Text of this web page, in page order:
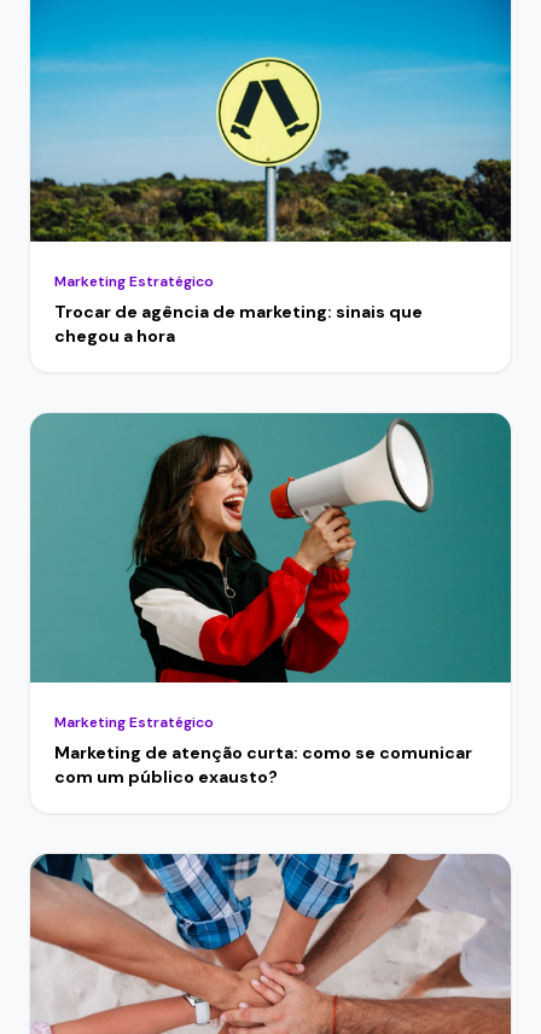
Marketing Estratégico
Trocar de agência de marketing: sinais que
chegou a hora
Marketing Estratégico
Marketing de atenção curta: como se comunicar
com um público exausto?